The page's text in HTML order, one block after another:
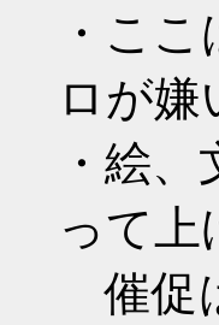
・こ
ロが
・絵
って上
催促